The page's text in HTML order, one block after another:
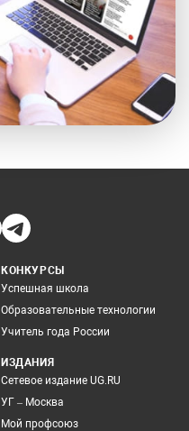
КОНКУРСЫ
Успешная школа
Образовательные технологии
Учитель года России
ИЗДАНИЯ
Сетевое издание UG.RU
УГ – Москва
Мой профсоюз